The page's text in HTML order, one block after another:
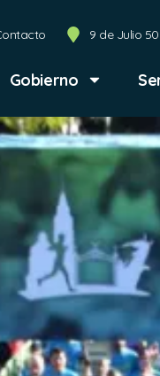
9 de Julio
Gobierno